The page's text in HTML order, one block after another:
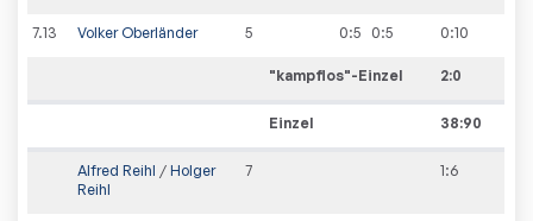
7.13 Volker Oberländer 5 0:5 0:5 0:10
"kampflos"-Einzel 2:0
Einzel 38:90
Alfred Reihl / Holger
Reihl
7 1:6